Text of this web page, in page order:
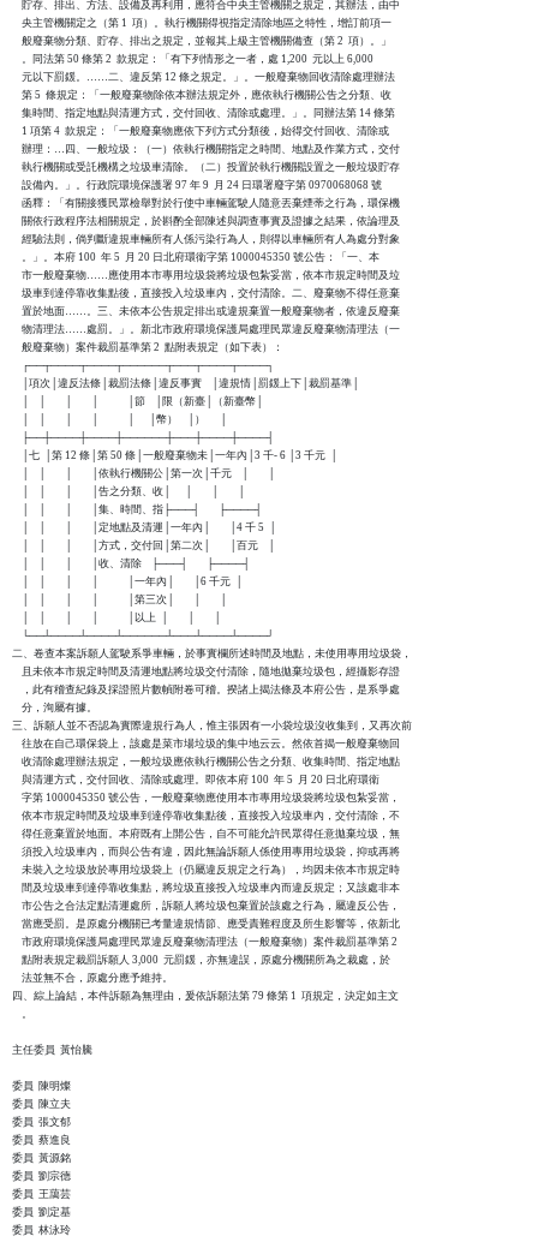
    貯存、排出、方法、設備及再利用，應符合中央主管機關之規定，其辦法，由中
    央主管機關定之（第 1  項）。執行機關得視指定清除地區之特性，增訂前項一
    般廢棄物分類、貯存、排出之規定，並報其上級主管機關備查（第 2  項）。」
    。同法第 50 條第 2  款規定：「有下列情形之一者，處 1,200  元以上 6,000
    元以下罰鍰。……二、違反第 12 條之規定。」。一般廢棄物回收清除處理辦法
    第 5  條規定：「一般廢棄物除依本辦法規定外，應依執行機關公告之分類、收
    集時間、指定地點與清運方式，交付回收、清除或處理。」。同辦法第 14 條第
    1 項第 4  款規定：「一般廢棄物應依下列方式分類後，始得交付回收、清除或
    辦理：…四、一般垃圾：（一）依執行機關指定之時間、地點及作業方式，交付
    執行機關或受託機構之垃圾車清除。（二）投置於執行機關設置之一般垃圾貯存
    設備內。」。行政院環境保護署 97 年 9  月 24 日環署廢字第 0970068068 號
    函釋：「有關接獲民眾檢舉對於行使中車輛駕駛人隨意丟棄煙蒂之行為，環保機
    關依行政程序法相關規定，於斟酌全部陳述與調查事實及證據之結果，依論理及
    經驗法則，倘判斷違規車輛所有人係污染行為人，則得以車輛所有人為處分對象
    。」。本府 100  年 5  月 20 日北府環衛字第 1000045350 號公告：「一、本
    市一般廢棄物……應使用本市專用垃圾袋將垃圾包紮妥當，依本市規定時間及垃
    圾車到達停靠收集點後，直接投入垃圾車內，交付清除。二、廢棄物不得任意棄
    置於地面……。三、未依本公告規定排出或違規棄置一般廢棄物者，依違反廢棄
    物清理法……處罰。」。新北市政府環境保護局處理民眾違反廢棄物清理法（一
    般廢棄物）案件裁罰基準第 2  點附表規定（如下表）：
    ┌──┬────┬────┬──────┬───┬────┬────┐
    │項次│違反法條│裁罰法條│違反事實    │違規情│罰鍰上下│裁罰基準│
    │    │        │        │            │節    │限（新臺│（新臺幣│
    │    │        │        │            │      │幣）    │）      │
    ├──┼────┼────┼──────┼───┼────┼────┤
    │七  │第 12 條│第 50 條│一般廢棄物未│一年內│3 千- 6 │3 千元  │
    │    │        │        │依執行機關公│第一次│千元    │        │
    │    │        │        │告之分類、收│      │        │        │
    │    │        │        │集、時間、指├───┤        ├────┤
    │    │        │        │定地點及清運│一年內│        │4 千 5  │
    │    │        │        │方式，交付回│第二次│        │百元    │
    │    │        │        │收、清除    ├───┤        ├────┤
    │    │        │        │            │一年內│        │6 千元  │
    │    │        │        │            │第三次│        │        │
    │    │        │        │            │以上  │        │        │
    └──┴────┴────┴──────┴───┴────┴────┘
二、卷查本案訴願人駕駛系爭車輛，於事實欄所述時間及地點，未使用專用垃圾袋，
    且未依本市規定時間及清運地點將垃圾交付清除，隨地拋棄垃圾包，經攝影存證
    ，此有稽查紀錄及採證照片數幀附卷可稽。揆諸上揭法條及本府公告，是系爭處
    分，洵屬有據。
三、訴願人並不否認為實際違規行為人，惟主張因有一小袋垃圾沒收集到，又再次前
    往放在自己環保袋上，該處是菜市場垃圾的集中地云云。然依首揭一般廢棄物回
    收清除處理辦法規定，一般垃圾應依執行機關公告之分類、收集時間、指定地點
    與清運方式，交付回收、清除或處理。即依本府 100  年 5  月 20 日北府環衛
    字第 1000045350 號公告，一般廢棄物應使用本市專用垃圾袋將垃圾包紮妥當，
    依本市規定時間及垃圾車到達停靠收集點後，直接投入垃圾車內，交付清除，不
    得任意棄置於地面。本府既有上開公告，自不可能允許民眾得任意拋棄垃圾，無
    須投入垃圾車內，而與公告有違，因此無論訴願人係使用專用垃圾袋，抑或再將
    未裝入之垃圾放於專用垃圾袋上（仍屬違反規定之行為），均因未依本市規定時
    間及垃圾車到達停靠收集點，將垃圾直接投入垃圾車內而違反規定；又該處非本
    市公告之合法定點清運處所，訴願人將垃圾包棄置於該處之行為，屬違反公告，
    當應受罰。是原處分機關已考量違規情節、應受責難程度及所生影響等，依新北
    市政府環境保護局處理民眾違反廢棄物清理法（一般廢棄物）案件裁罰基準第 2
    點附表規定裁罰訴願人 3,000  元罰鍰，亦無違誤，原處分機關所為之裁處，於
    法並無不合，原處分應予維持。
四、綜上論結，本件訴願為無理由，爰依訴願法第 79 條第 1  項規定，決定如主文
    。
主任委員  黃怡騰
委員  陳明燦
委員  陳立夫
委員  張文郁
委員  蔡進良
委員  黃源銘
委員  劉宗德
委員  王藹芸
委員  劉定基
委員  林泳玲